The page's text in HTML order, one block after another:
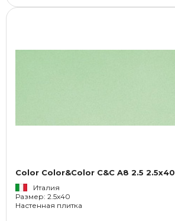
Color Color&Color C&C A8 2.5 2.5x40
Италия
Размер: 2.5x40
Настенная плитка